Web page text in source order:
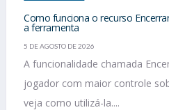
Como funciona o recurso
a ferramenta
5 DE AGOSTO DE 2026
A funcionalidade chamada
jogador com maior controle
veja como utilizá-la....